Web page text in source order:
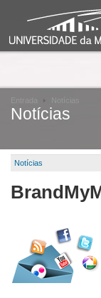
Entrada Notícias
Notícias
Notícias